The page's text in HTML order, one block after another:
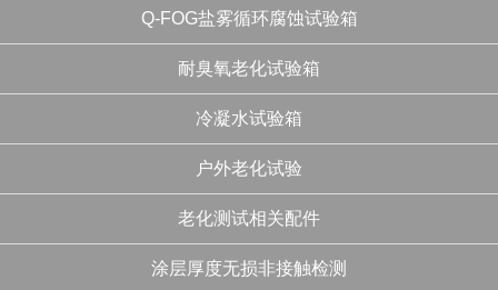
Q-FOG盐雾循环腐蚀试验箱
耐臭氧老化试验箱
冷凝水试验箱
户外老化试验
老化测试相关配件
涂层厚度无损非接触检测